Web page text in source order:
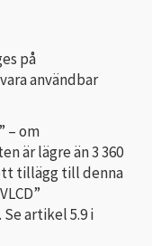
på
användbar
– om
är lägre än 3 360
tillägg till denna
Se artikel 5.9 i